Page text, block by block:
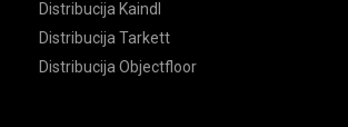
Distribucija Kaindl
Distribucija Tarkett
Distribucija Objectfloor